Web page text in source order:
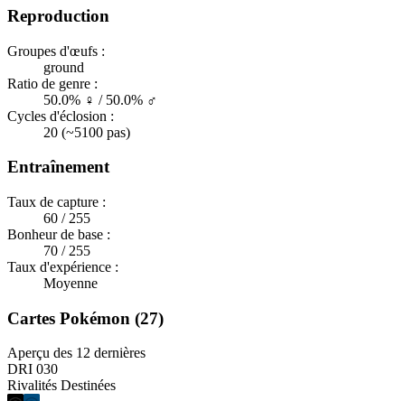
Reproduction
Groupes d'œufs :
ground
Ratio de genre :
50.0% ♀ / 50.0% ♂
Cycles d'éclosion :
20 (~5100 pas)
Entraînement
Taux de capture :
60 / 255
Bonheur de base :
70 / 255
Taux d'expérience :
Moyenne
Cartes Pokémon (27)
Aperçu des 12 dernières
DRI 030
Rivalités Destinées